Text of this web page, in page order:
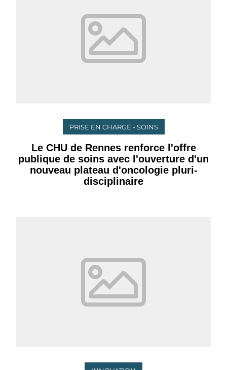
PRISE EN CHARGE - SOINS
Le CHU de Rennes renforce l'offre
publique de soins avec l'ouverture d'un
nouveau plateau d'oncologie pluri-
disciplinaire